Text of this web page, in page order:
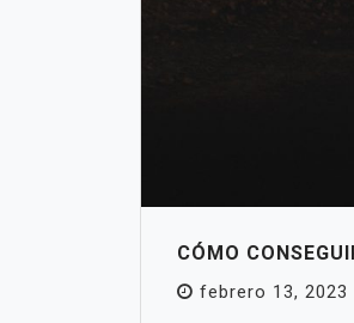
CÓMO
febrero 13, 2023